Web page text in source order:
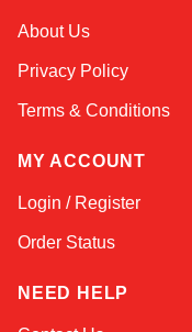
About Us
Privacy Policy
Terms & Conditions
MY ACCOUNT
Login / Register
Order Status
NEED HELP